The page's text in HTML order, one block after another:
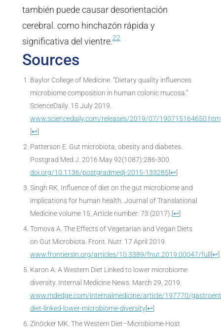
también puede causar desorientación
cerebral. como hinchazón rápida y
significativa del vientre.22
Sources
Baylor College of Medicine. “Dietary quality influences
microbiome composition in human colonic mucosa.”
ScienceDaily. 15 July 2019.
www.sciencedaily.com/releases/2019/07/190715164650.htm
[↩]
Patterson E. Gut microbiota, obesity and diabetes.
Postgrad Med J. 2016 May 92(1087):286-300.
doi.org/10.1136/postgradmedj-2015-133285[↩]
Singh RK. Influence of diet on the gut microbiome and
implications for human health. Journal of Translational
Medicine volume 15, Article number: 73 (2017).[↩]
Tomova A. The Effects of Vegetarian and Vegan Diets
on Gut Microbiota. Front. Nutr. 17 April 2019.
www.frontiersin.org/articles/10.3389/fnut.2019.00047/full [↩]
Karon A. A Western Diet Linked to lower microbiome
diversity. Internal Medicine News. March 29, 2019.
www.mdedge.com/internalmedicine/article/197770/
diet-linked-lower-microbiome-diversity[↩]
Zinöcker MK. The Western Diet–Microbiome-Host